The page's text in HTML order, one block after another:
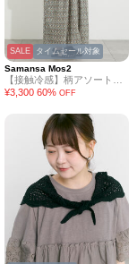
SALE タイムセール対象
Samansa Mos2
¥3,300 60% OFF